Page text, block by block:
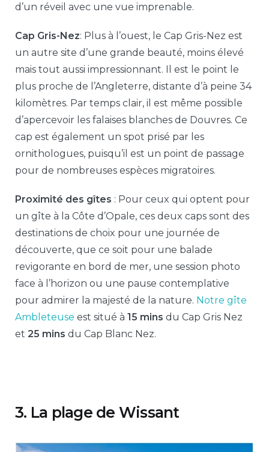
d’un réveil avec une vue imprenable.
Cap Gris-Nez: Plus à l’ouest, le Cap Gris-Nez est
un autre site d’une grande beauté, moins élevé
mais tout aussi impressionnant. Il est le point le
plus proche de l’Angleterre, distante d’à peine 34
kilomètres. Par temps clair, il est même possible
d’apercevoir les falaises blanches de Douvres. Ce
cap est également un spot prisé par les
ornithologues, puisqu’il est un point de passage
pour de nombreuses espèces migratoires.
Proximité des gîtes : Pour ceux qui optent pour
un gîte à la Côte d’Opale, ces deux caps sont des
destinations de choix pour une journée de
découverte, que ce soit pour une balade
revigorante en bord de mer, une session photo
face à l’horizon ou une pause contemplative
pour admirer la majesté de la nature. Notre gîte
Ambleteuse est situé à 15 mins du Cap Gris Nez
et 25 mins du Cap Blanc Nez.
3. La plage de Wissant